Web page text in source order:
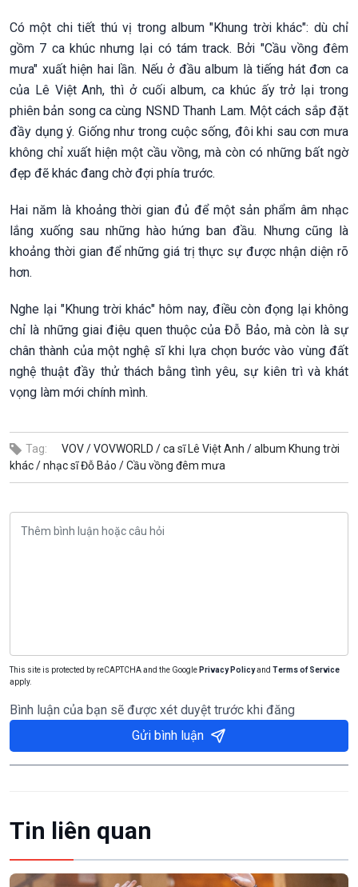
Có một chi tiết thú vị trong album "Khung trời khác": dù chỉ
gồm 7 ca khúc nhưng lại có tám track. Bởi "Cầu vồng đêm
mưa" xuất hiện hai lần. Nếu ở đầu album là tiếng hát đơn ca
của Lê Việt Anh, thì ở cuối album, ca khúc ấy trở lại trong
phiên bản song ca cùng NSND Thanh Lam. Một cách sắp đặt
đầy dụng ý. Giống như trong cuộc sống, đôi khi sau cơn mưa
không chỉ xuất hiện một cầu vồng, mà còn có những bất ngờ
đẹp đẽ khác đang chờ đợi phía trước.
Hai năm là khoảng thời gian đủ để một sản phẩm âm nhạc
lắng xuống sau những hào hứng ban đầu. Nhưng cũng là
khoảng thời gian để những giá trị thực sự được nhận diện rõ
hơn.
Nghe lại "Khung trời khác" hôm nay, điều còn đọng lại không
chỉ là những giai điệu quen thuộc của Đỗ Bảo, mà còn là sự
chân thành của một nghệ sĩ khi lựa chọn bước vào vùng đất
nghệ thuật đầy thử thách bằng tình yêu, sự kiên trì và khát
vọng làm mới chính mình.
Tag: VOV /VOVWORLD /ca sĩ Lê Việt Anh /album Khung trời
khác /nhạc sĩ Đỗ Bảo /Cầu vồng đêm mưa
This site is protected by reCAPTCHA and the Google Privacy Policyand Terms of Service
apply.
Bình luận của bạn sẽ được xét duyệt trước khi đăng
Gửi bình luận
Tin liên quan